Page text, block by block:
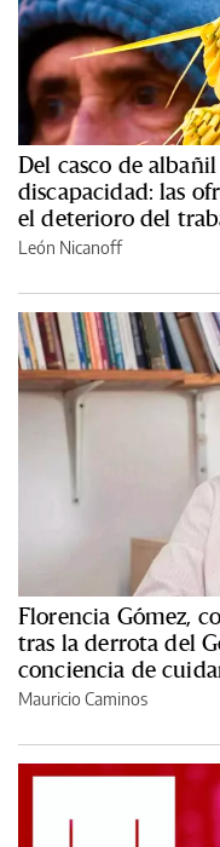
Del casco de
discapacidad: las
el deterioro del
León Nicanoff
Florencia Gómez,
tras la derrota del
conciencia de
Mauricio Caminos